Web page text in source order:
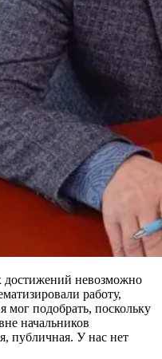
достижений невозможно
работу,
мог подобрать, поскольку
начальников
публичная. У нас нет